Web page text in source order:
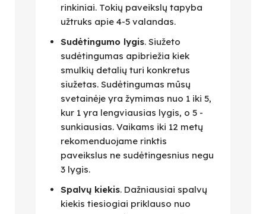
rinkiniai. Tokių paveikslų tapyba
užtruks apie 4-5 valandas.
Sudėtingumo lygis. Siužeto
sudėtingumas apibriežia kiek
smulkių detalių turi konkretus
siužetas. Sudėtingumas mūsų
svetainėje yra žymimas nuo 1 iki 5,
kur 1 yra lengviausias lygis, o 5 -
sunkiausias. Vaikams iki 12 metų
rekomenduojame rinktis
paveikslus ne sudėtingesnius negu
3 lygis.
Spalvų kiekis. Dažniausiai spalvų
kiekis tiesiogiai priklauso nuo